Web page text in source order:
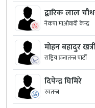
द्बारिक लाल
नेकपा माओवादी केन्द्र
मोहन बहादुर
राष्ट्रिय प्रजातन्त्र पार्टी
दिपेन्द्र घिमिरे
स्वतन्त्र